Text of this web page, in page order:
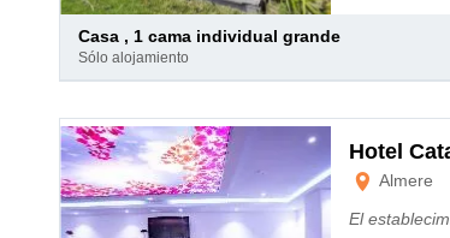
casa , 1 cama individual grande
sólo alojamiento
Hotel
Almere
El